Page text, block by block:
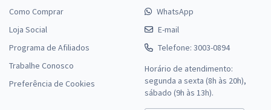
Como Comprar
Loja Social
Programa de Afiliados
Trabalhe Conosco
Preferência de Cookies
WhatsApp
E-mail
Telefone: 3003-0894
Horário de atendimento:
segunda a sexta (8h às 20h),
sábado (9h às 13h).